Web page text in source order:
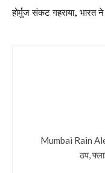
होर्मुज संकट गहराया, भारत
Mumbai Rain
ठप,